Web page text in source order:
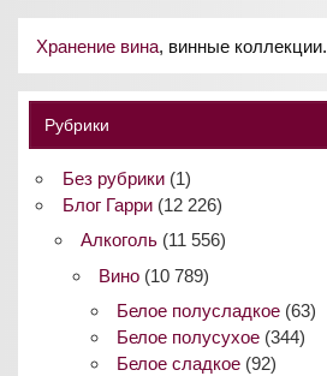
Хранение вина, винные коллекции.
Рубрики
Без рубрики(1)
Блог Гарри(12 226)
Алкоголь(11 556)
Вино(10 789)
Белое полусладкое (63)
Белое полусухое (344)
Белое сладкое (92)